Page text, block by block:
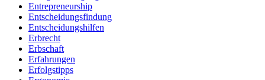
Entrepreneurship
Entscheidungsfindung
Entscheidungshilfen
Erbrecht
Erbschaft
Erfahrungen
Erfolgstipps